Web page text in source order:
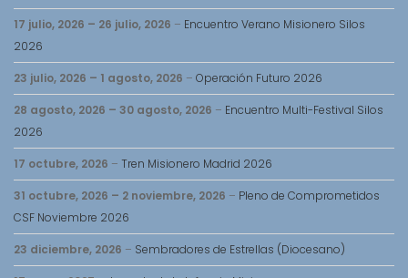
17 julio, 2026 – 26 julio, 2026 – Encuentro Verano Misionero Silos
2026
23 julio, 2026 – 1 agosto, 2026 – Operación Futuro 2026
28 agosto, 2026 – 30 agosto, 2026 – Encuentro Multi-Festival Silos
2026
17 octubre, 2026 – Tren Misionero Madrid 2026
31 octubre, 2026 – 2 noviembre, 2026 – Pleno de Comprometidos
CSF Noviembre 2026
23 diciembre, 2026 – Sembradores de Estrellas (Diocesano)